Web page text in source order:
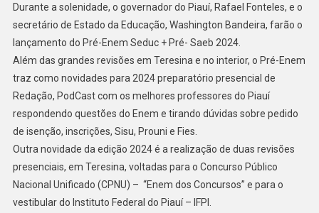
Durante a solenidade, o governador do Piauí, Rafael Fonteles, e o
secretário de Estado da Educação, Washington Bandeira, farão o
lançamento do Pré-Enem Seduc + Pré- Saeb 2024.
Além das grandes revisões em Teresina e no interior, o Pré-Enem
traz como novidades para 2024 preparatório presencial de
Redação, PodCast com os melhores professores do Piauí
respondendo questões do Enem e tirando dúvidas sobre pedido
de isenção, inscrições, Sisu, Prouni e Fies.
Outra novidade da edição 2024 é a realização de duas revisões
presenciais, em Teresina, voltadas para o Concurso Público
Nacional Unificado (CPNU) – “Enem dos Concursos” e para o
vestibular do Instituto Federal do Piauí – IFPI.